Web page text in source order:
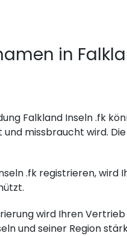
in
Falkland Inseln .fk
missbraucht wird.
.fk registrieren, wird
wird Ihren
und seiner Region